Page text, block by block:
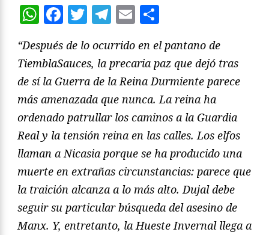
WhatsApp
Facebook
Twitter
Telegram
Email
“Después de lo ocurrido en el pantano de
TiemblaSauces, la precaria paz que dejó tras
de sí la Guerra de la Reina Durmiente parece
más amenazada que nunca. La reina ha
ordenado patrullar los caminos a la Guardia
Real y la tensión reina en las calles. Los elfos
llaman a Nicasia porque se ha producido una
muerte en extrañas circunstancias: parece que
la traición alcanza a lo más alto. Dujal debe
seguir su particular búsqueda del asesino de
Manx. Y, entretanto, la Hueste Invernal llega a